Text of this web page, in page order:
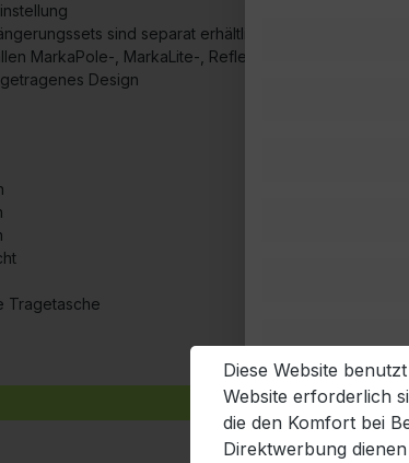
sind separat erhältlich
MarkaPole-, MarkaLite-, ReflectaStem- und
Design
Tragetasche
Diese Website
Website erforderlich
die den Komfort bei
Direktwerbung